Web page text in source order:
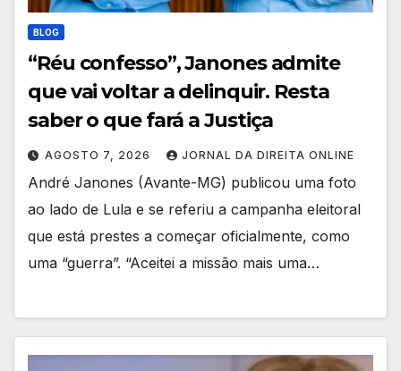
BLOG
“Réu confesso”, Janones admite
que vai voltar a delinquir. Resta
saber o que fará a Justiça
AGOSTO 7, 2026 JORNAL DA DIREITA ONLINE
André Janones (Avante-MG) publicou uma foto
ao lado de Lula e se referiu a campanha eleitoral
que está prestes a começar oficialmente, como
uma “guerra”. “Aceitei a missão mais uma…